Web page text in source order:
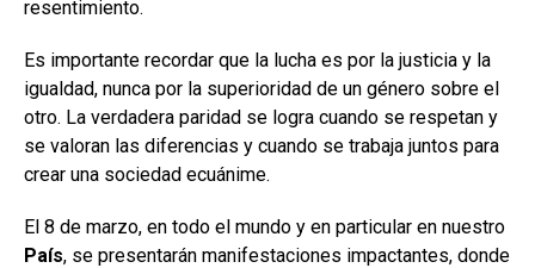
resentimiento.
Es importante recordar que la lucha es por la justicia y la
igualdad, nunca por la superioridad de un género sobre el
otro. La verdadera paridad se logra cuando se respetan y
se valoran las diferencias y cuando se trabaja juntos para
crear una sociedad ecuánime.
El 8 de marzo, en todo el mundo y en particular en nuestro
País, se presentarán manifestaciones impactantes, donde